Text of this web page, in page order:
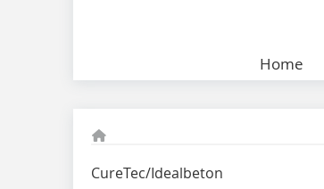
Home
CureTec/Idealbeton